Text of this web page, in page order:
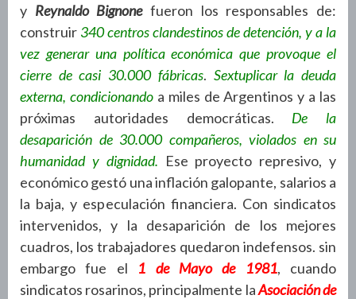
y Reynaldo Bignonefueron los responsables de:
construir 340 centros clandestinos de detención, y a la
vez generar una política económica que provoque el
cierre de casi 30.000 fábricas. Sextuplicar la deuda
externa, condicionandoa miles de Argentinos y a las
próximas autoridades democráticas. De la
desaparición de 30.000 compañeros, violados en su
humanidad y dignidad. Ese proyecto represivo, y
económico gestó una inflación galopante, salarios a
la baja, y especulación financiera. Con sindicatos
intervenidos, y la desaparición de los mejores
cuadros, los trabajadores quedaron indefensos. sin
embargo fue el 1 de Mayo de 1981, cuando
sindicatos rosarinos, principalmente laAsociación de